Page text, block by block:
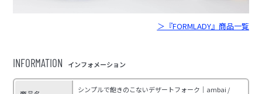
＞『FORMLADY』商品一覧
INFORMATION インフォメーション
シンプルで飽きのこないデザートフォーク｜ambai /